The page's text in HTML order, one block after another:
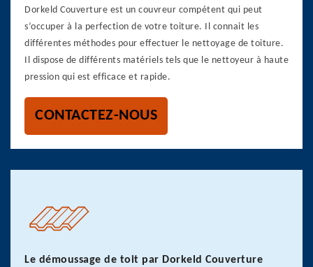
Dorkeld Couverture est un couvreur compétent qui peut
s’occuper à la perfection de votre toiture. Il connait les
différentes méthodes pour effectuer le nettoyage de toiture.
Il dispose de différents matériels tels que le nettoyeur à haute
pression qui est efficace et rapide.
CONTACTEZ-NOUS
Le démoussage de toit par Dorkeld Couverture